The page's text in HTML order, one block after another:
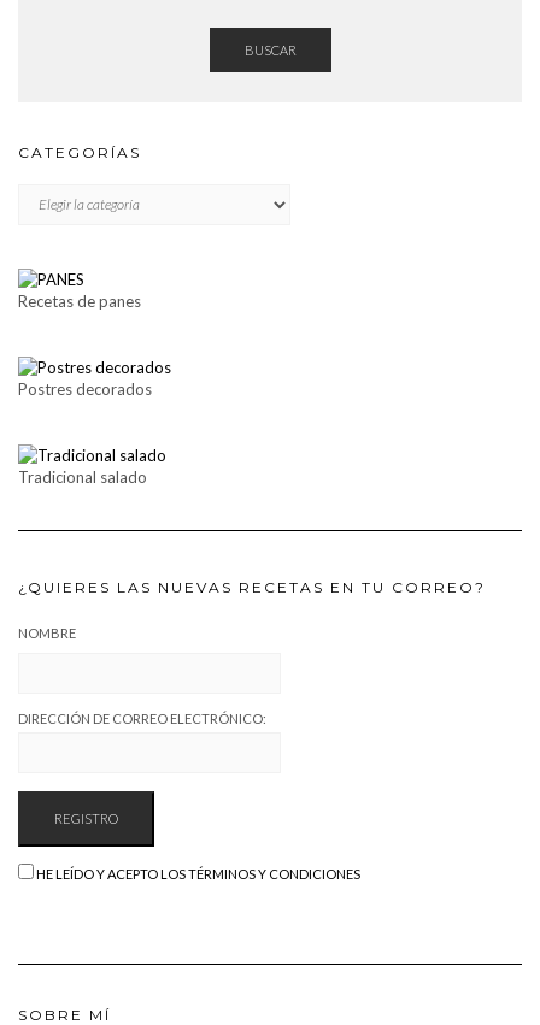
BUSCAR
CATEGORÍAS
Recetas de panes
Postres decorados
Tradicional salado
¿QUIERES LAS NUEVAS RECETAS EN TU CORREO?
NOMBRE
DIRECCIÓN DE CORREO ELECTRÓNICO:
HE LEÍDO Y ACEPTO LOS TÉRMINOS Y CONDICIONES
SOBRE MÍ